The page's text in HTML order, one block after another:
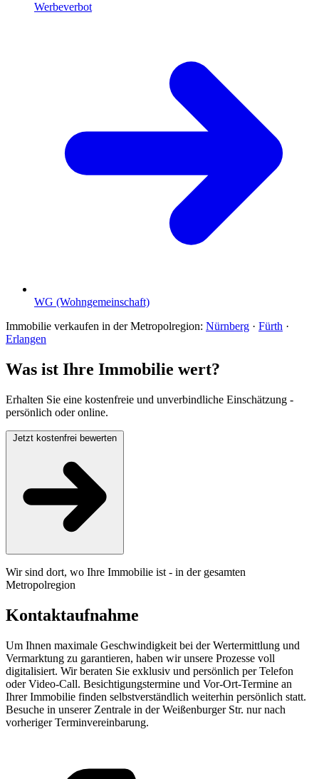
Werbeverbot
WG (Wohngemeinschaft)
Immobilie verkaufen in der Metropolregion: Nürnberg · Fürth ·
Erlangen
Was ist Ihre Immobilie wert?
Erhalten Sie eine kostenfreie und unverbindliche Einschätzung -
persönlich oder online.
Wir sind dort, wo Ihre Immobilie ist - in der gesamten
Metropolregion
Kontaktaufnahme
Um Ihnen maximale Geschwindigkeit bei der Wertermittlung und
Vermarktung zu garantieren, haben wir unsere Prozesse voll
digitalisiert. Wir beraten Sie exklusiv und persönlich per Telefon
oder Video-Call. Besichtigungstermine und Vor-Ort-Termine an
Ihrer Immobilie finden selbstverständlich weiterhin persönlich statt.
Besuche in unserer Zentrale in der Weißenburger Str. nur nach
vorheriger Terminvereinbarung.